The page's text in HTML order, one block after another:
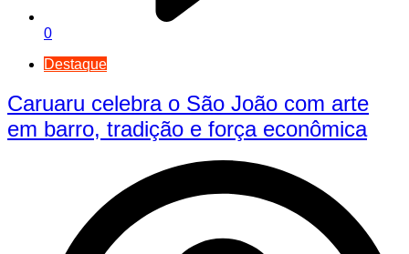
0
Destaque
Caruaru celebra o São João com arte
em barro, tradição e força econômica